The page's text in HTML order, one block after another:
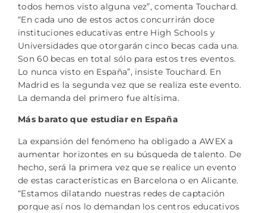
todos hemos visto alguna vez”, comenta Touchard.
“En cada uno de estos actos concurrirán doce
instituciones educativas entre High Schools y
Universidades que otorgarán cinco becas cada una.
Son 60 becas en total sólo para estos tres eventos.
Lo nunca visto en España”, insiste Touchard. En
Madrid es la segunda vez que se realiza este evento.
La demanda del primero fue altísima.
Más barato que estudiar en España
La expansión del fenómeno ha obligado a AWEX a
aumentar horizontes en su búsqueda de talento. De
hecho, será la primera vez que se realice un evento
de estas características en Barcelona o en Alicante.
“Estamos dilatando nuestras redes de captación
porque así nos lo demandan los centros educativos